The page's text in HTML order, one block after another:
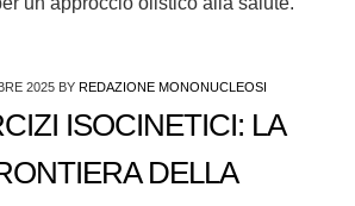
2025 BYREDAZIONE MONONUCLEOSI
ISOCINETICI: LA
DELLA